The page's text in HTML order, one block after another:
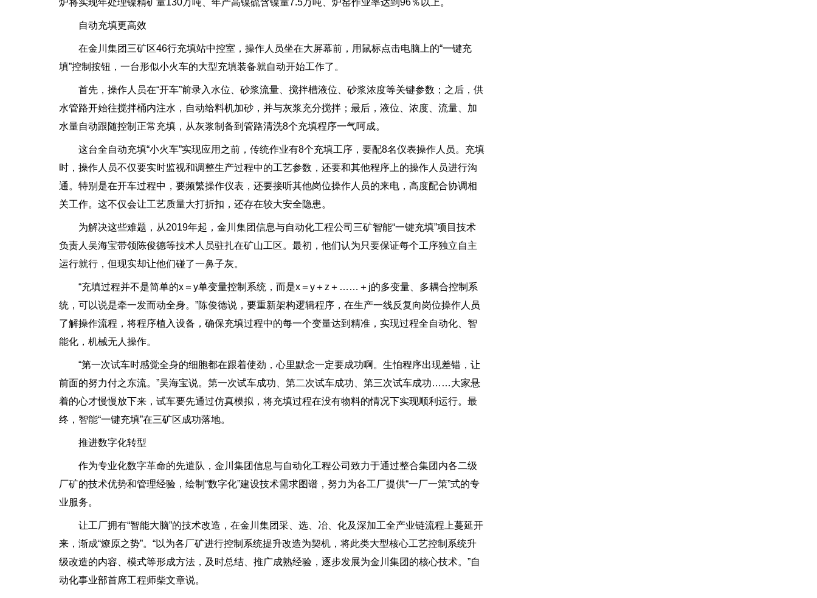
炉将实现年处理镍精矿量130万吨、年产高镍硫含镍量7.5万吨、炉窑作业率达到96％以上。
自动充填更高效
在金川集团三矿区46行充填站中控室，操作人员坐在大屏幕前，用鼠标点击电脑上的“一键充
填”控制按钮，一台形似小火车的大型充填装备就自动开始工作了。
首先，操作人员在“开车”前录入水位、砂浆流量、搅拌槽液位、砂浆浓度等关键参数；之后，供
水管路开始往搅拌桶内注水，自动给料机加砂，并与灰浆充分搅拌；最后，液位、浓度、流量、加
水量自动跟随控制正常充填，从灰浆制备到管路清洗8个充填程序一气呵成。
这台全自动充填“小火车”实现应用之前，传统作业有8个充填工序，要配8名仪表操作人员。充填
时，操作人员不仅要实时监视和调整生产过程中的工艺参数，还要和其他程序上的操作人员进行沟
通。特别是在开车过程中，要频繁操作仪表，还要接听其他岗位操作人员的来电，高度配合协调相
关工作。这不仅会让工艺质量大打折扣，还存在较大安全隐患。
为解决这些难题，从2019年起，金川集团信息与自动化工程公司三矿智能“一键充填”项目技术
负责人吴海宝带领陈俊德等技术人员驻扎在矿山工区。最初，他们认为只要保证每个工序独立自主
运行就行，但现实却让他们碰了一鼻子灰。
“充填过程并不是简单的x＝y单变量控制系统，而是x＝y＋z＋……＋j的多变量、多耦合控制系
统，可以说是牵一发而动全身。”陈俊德说，要重新架构逻辑程序，在生产一线反复向岗位操作人员
了解操作流程，将程序植入设备，确保充填过程中的每一个变量达到精准，实现过程全自动化、智
能化，机械无人操作。
“第一次试车时感觉全身的细胞都在跟着使劲，心里默念一定要成功啊。生怕程序出现差错，让
前面的努力付之东流。”吴海宝说。第一次试车成功、第二次试车成功、第三次试车成功……大家悬
着的心才慢慢放下来，试车要先通过仿真模拟，将充填过程在没有物料的情况下实现顺利运行。最
终，智能“一键充填”在三矿区成功落地。
推进数字化转型
作为专业化数字革命的先遣队，金川集团信息与自动化工程公司致力于通过整合集团内各二级
厂矿的技术优势和管理经验，绘制“数字化”建设技术需求图谱，努力为各工厂提供“一厂一策”式的专
业服务。
让工厂拥有“智能大脑”的技术改造，在金川集团采、选、冶、化及深加工全产业链流程上蔓延开
来，渐成“燎原之势”。“以为各厂矿进行控制系统提升改造为契机，将此类大型核心工艺控制系统升
级改造的内容、模式等形成方法，及时总结、推广成熟经验，逐步发展为金川集团的核心技术。”自
动化事业部首席工程师柴文章说。